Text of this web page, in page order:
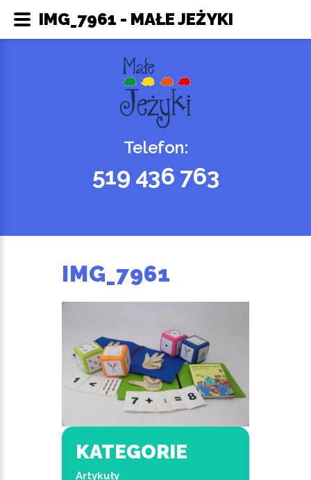
Telefon:
519 436 763
IMG_7961
KATEGORIE
Artykuły
IMG_7961 - MAŁE JEŻYKI